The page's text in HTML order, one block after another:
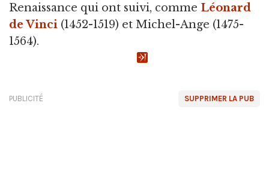
Renaissance qui ont suivi, comme Léonard
de Vinci (1452-1519) et Michel-Ange (1475-
1564).
SUPPRIMER LA PUB
PUBLICITÉ